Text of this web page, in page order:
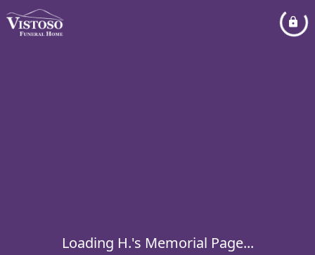
Loading H.'s Memorial Page...